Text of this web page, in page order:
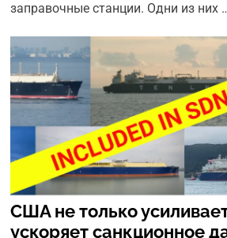
заправочные станции. Одни из них
США не только
ускоряет санкционное